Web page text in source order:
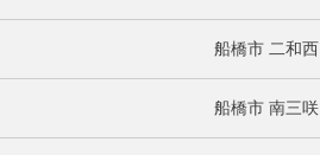
船橋市 二和西
船橋市 南三咲